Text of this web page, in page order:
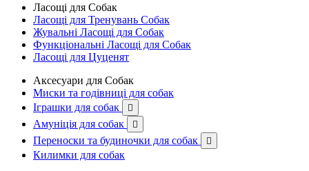
Ласощі для Собак
Ласощі для Тренувань Собак
Жувальні Ласощі для Собак
Функціональні Ласощі для Собак
Ласощі для Цуценят
Аксесуари для Собак
Миски та годівниці для собак
Іграшки для собак

Амуніція для собак 
Переноски та будиночки для собак 
Килимки для собак